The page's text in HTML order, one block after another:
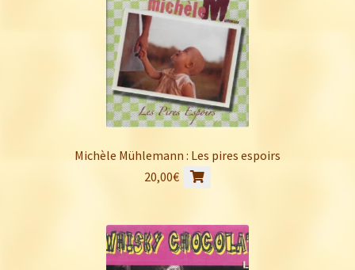
Michèle Mühlemann : Les pires espoirs
20,00€